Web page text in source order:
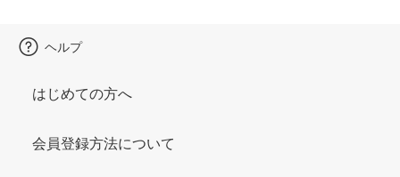
ヘルプ
はじめての方へ
会員登録方法について